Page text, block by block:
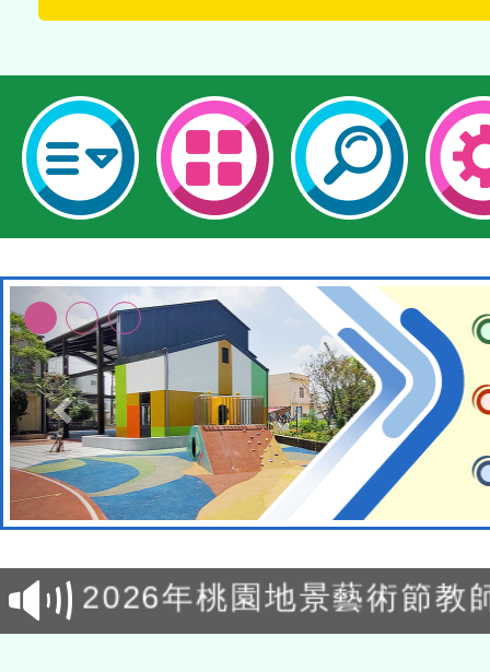
轉知經濟部水利署委託財
研究院辦理「115年表揚
位及節水達人選拔活動」
115年8月22日(星期六)辦
市孔廟祈福系列活動—儒
航」
2026年桃園地景藝術節教
「2026桃園藝術巡演」活